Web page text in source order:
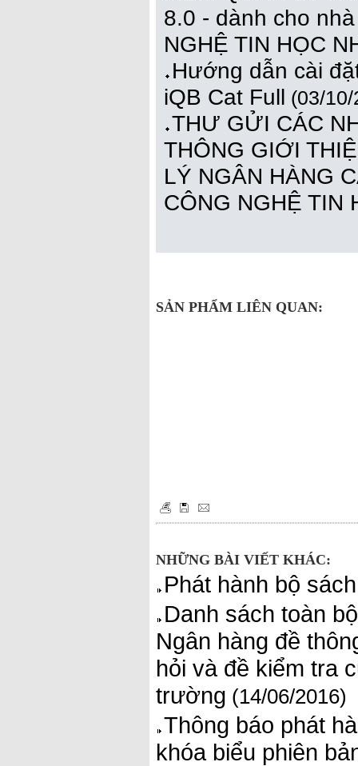
8.0 - dành cho
NGHỆ TIN HỌC
Hướng dẫn cài
iQB Cat Full (03/
THƯ GỬI CÁC
THÔNG GIỚI
LÝ NGÂN HÀNG
CÔNG NGHỆ TIN
SẢN PHẨM LIÊN QUAN:
NHỮNG BÀI VIẾT KHÁC:
Phát hành bộ
Danh sách toàn
Ngân hàng đề
hỏi và đề kiểm tra
trường (14/06/2016)
Thông báo phát
khóa biểu phiên